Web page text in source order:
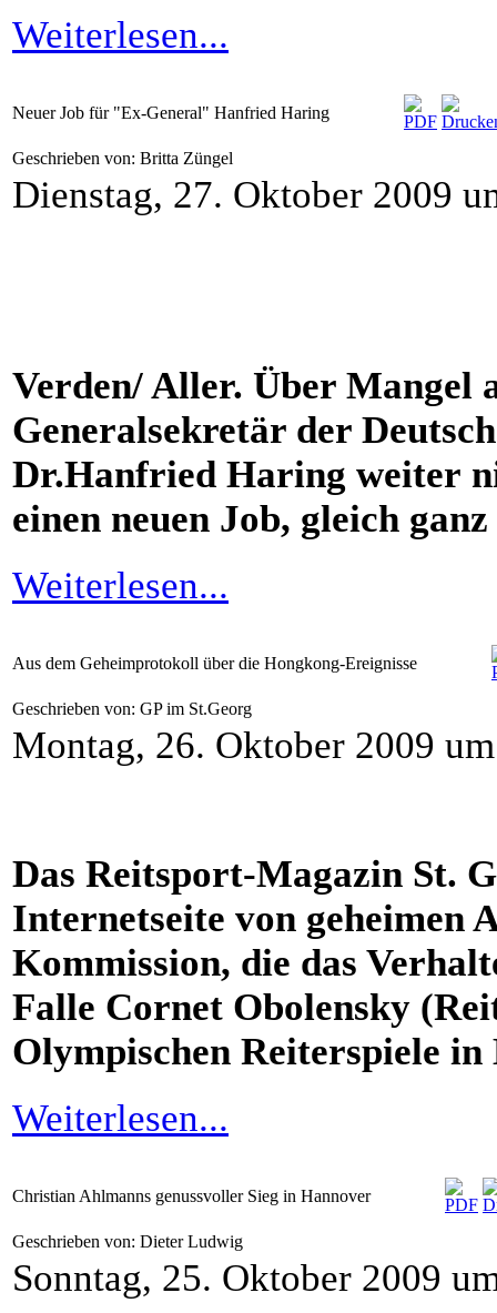
Weiterlesen...
Neuer Job für "Ex-General" Hanfried Haring
Geschrieben von: Britta Züngel
Dienstag, 27. Oktober 2009
Verden/ Aller. Über
Generalsekretär der
Dr.Hanfried Haring weiter
einen neuen Job, gleich
Weiterlesen...
Aus dem Geheimprotokoll über die Hongkong-Ereignisse
Geschrieben von: GP im St.Georg
Montag, 26. Oktober 2009
Das Reitsport-Magazin St.
Internetseite von geheimen
Kommission, die das
Falle Cornet Obolensky
Olympischen Reiterspiele
Weiterlesen...
Christian Ahlmanns genussvoller Sieg in Hannover
Geschrieben von: Dieter Ludwig
Sonntag, 25. Oktober 2009